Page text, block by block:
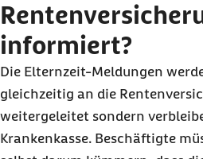
informiert?
Die Elternzeit-Meldungen
gleichzeitig an die
weitergeleitet sondern
Krankenkasse. Beschäftigte